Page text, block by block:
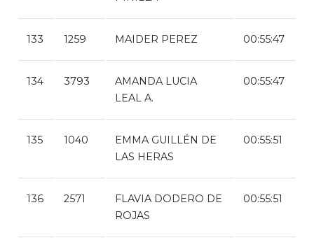
133 1259 MAIDER PEREZ 00:55:47
134 3793
AMANDA LUCIA
LEAL A.
00:55:47
135 1040
EMMA GUILLÉN DE
LAS HERAS
00:55:51
136 2571
FLAVIA DODERO DE
ROJAS
00:55:51